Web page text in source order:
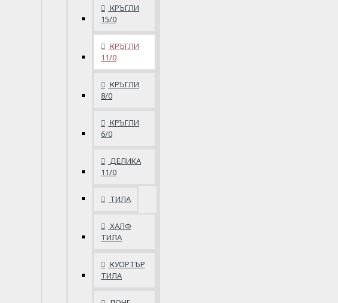
КРЪГЛИ
15/0
КРЪГЛИ
11/0
КРЪГЛИ
8/0
КРЪГЛИ
6/0
ДЕЛИКА
11/0
ТИЛА
ХАЛФ
ТИЛА
КУОРТЪР
ТИЛА